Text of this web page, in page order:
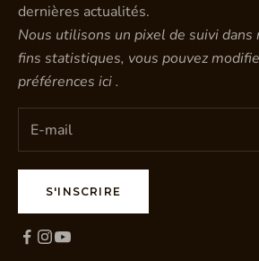
dernières actualités.
Nous utilisons un pixel de suivi dans
fins statistiques, vous pouvez
préférences ici.
S'INSCRIRE